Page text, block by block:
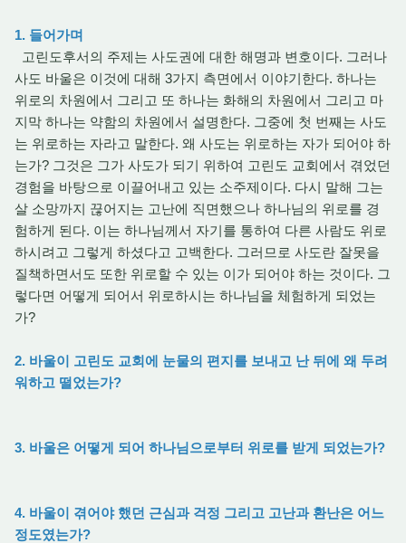
1. 들어가며
고린도후서의 주제는 사도권에 대한 해명과 변호이다. 그러나
사도 바울은 이것에 대해 3가지 측면에서 이야기한다. 하나는
위로의 차원에서 그리고 또 하나는 화해의 차원에서 그리고 마
지막 하나는 약함의 차원에서 설명한다. 그중에 첫 번째는 사도
는 위로하는 자라고 말한다. 왜 사도는 위로하는 자가 되어야 하
는가? 그것은 그가 사도가 되기 위하여 고린도 교회에서 겪었던
경험을 바탕으로 이끌어내고 있는 소주제이다. 다시 말해 그는
살 소망까지 끊어지는 고난에 직면했으나 하나님의 위로를 경
험하게 된다. 이는 하나님께서 자기를 통하여 다른 사람도 위로
하시려고 그렇게 하셨다고 고백한다. 그러므로 사도란 잘못을
질책하면서도 또한 위로할 수 있는 이가 되어야 하는 것이다. 그
렇다면 어떻게 되어서 위로하시는 하나님을 체험하게 되었는
가?
2. 바울이 고린도 교회에 눈물의 편지를 보내고 난 뒤에 왜 두려
워하고 떨었는가?
3. 바울은 어떻게 되어 하나님으로부터 위로를 받게 되었는가?
4. 바울이 겪어야 했던 근심과 걱정 그리고 고난과 환난은 어느
정도였는가?